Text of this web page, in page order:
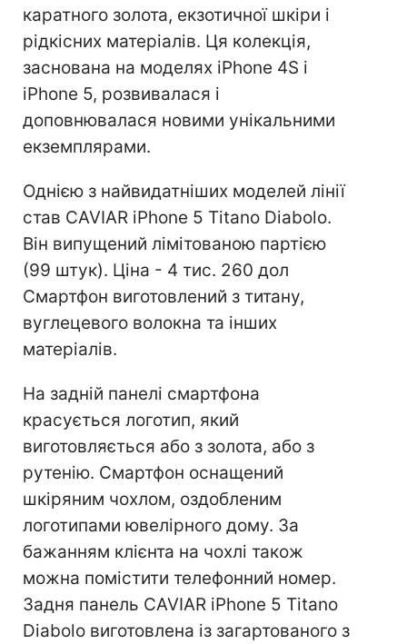
каратного золота, екзотичної шкіри і
рідкісних матеріалів. Ця колекція,
заснована на моделях iPhone 4S і
iPhone 5, розвивалася і
доповнювалася новими унікальними
екземплярами.
Однією з найвидатніших моделей лінії
став CAVIAR iPhone 5 Titano Diabolo.
Він випущений лімітованою партією
(99 штук). Ціна - 4 тис. 260 дол
Смартфон виготовлений з титану,
вуглецевого волокна та інших
матеріалів.
На задній панелі смартфона
красується логотип, який
виготовляється або з золота, або з
рутенію. Смартфон оснащений
шкіряним чохлом, оздобленим
логотипами ювелірного дому. За
бажанням клієнта на чохлі також
можна помістити телефонний номер.
Задня панель CAVIAR iPhone 5 Titano
Diabolo виготовлена ​​із загартованого з